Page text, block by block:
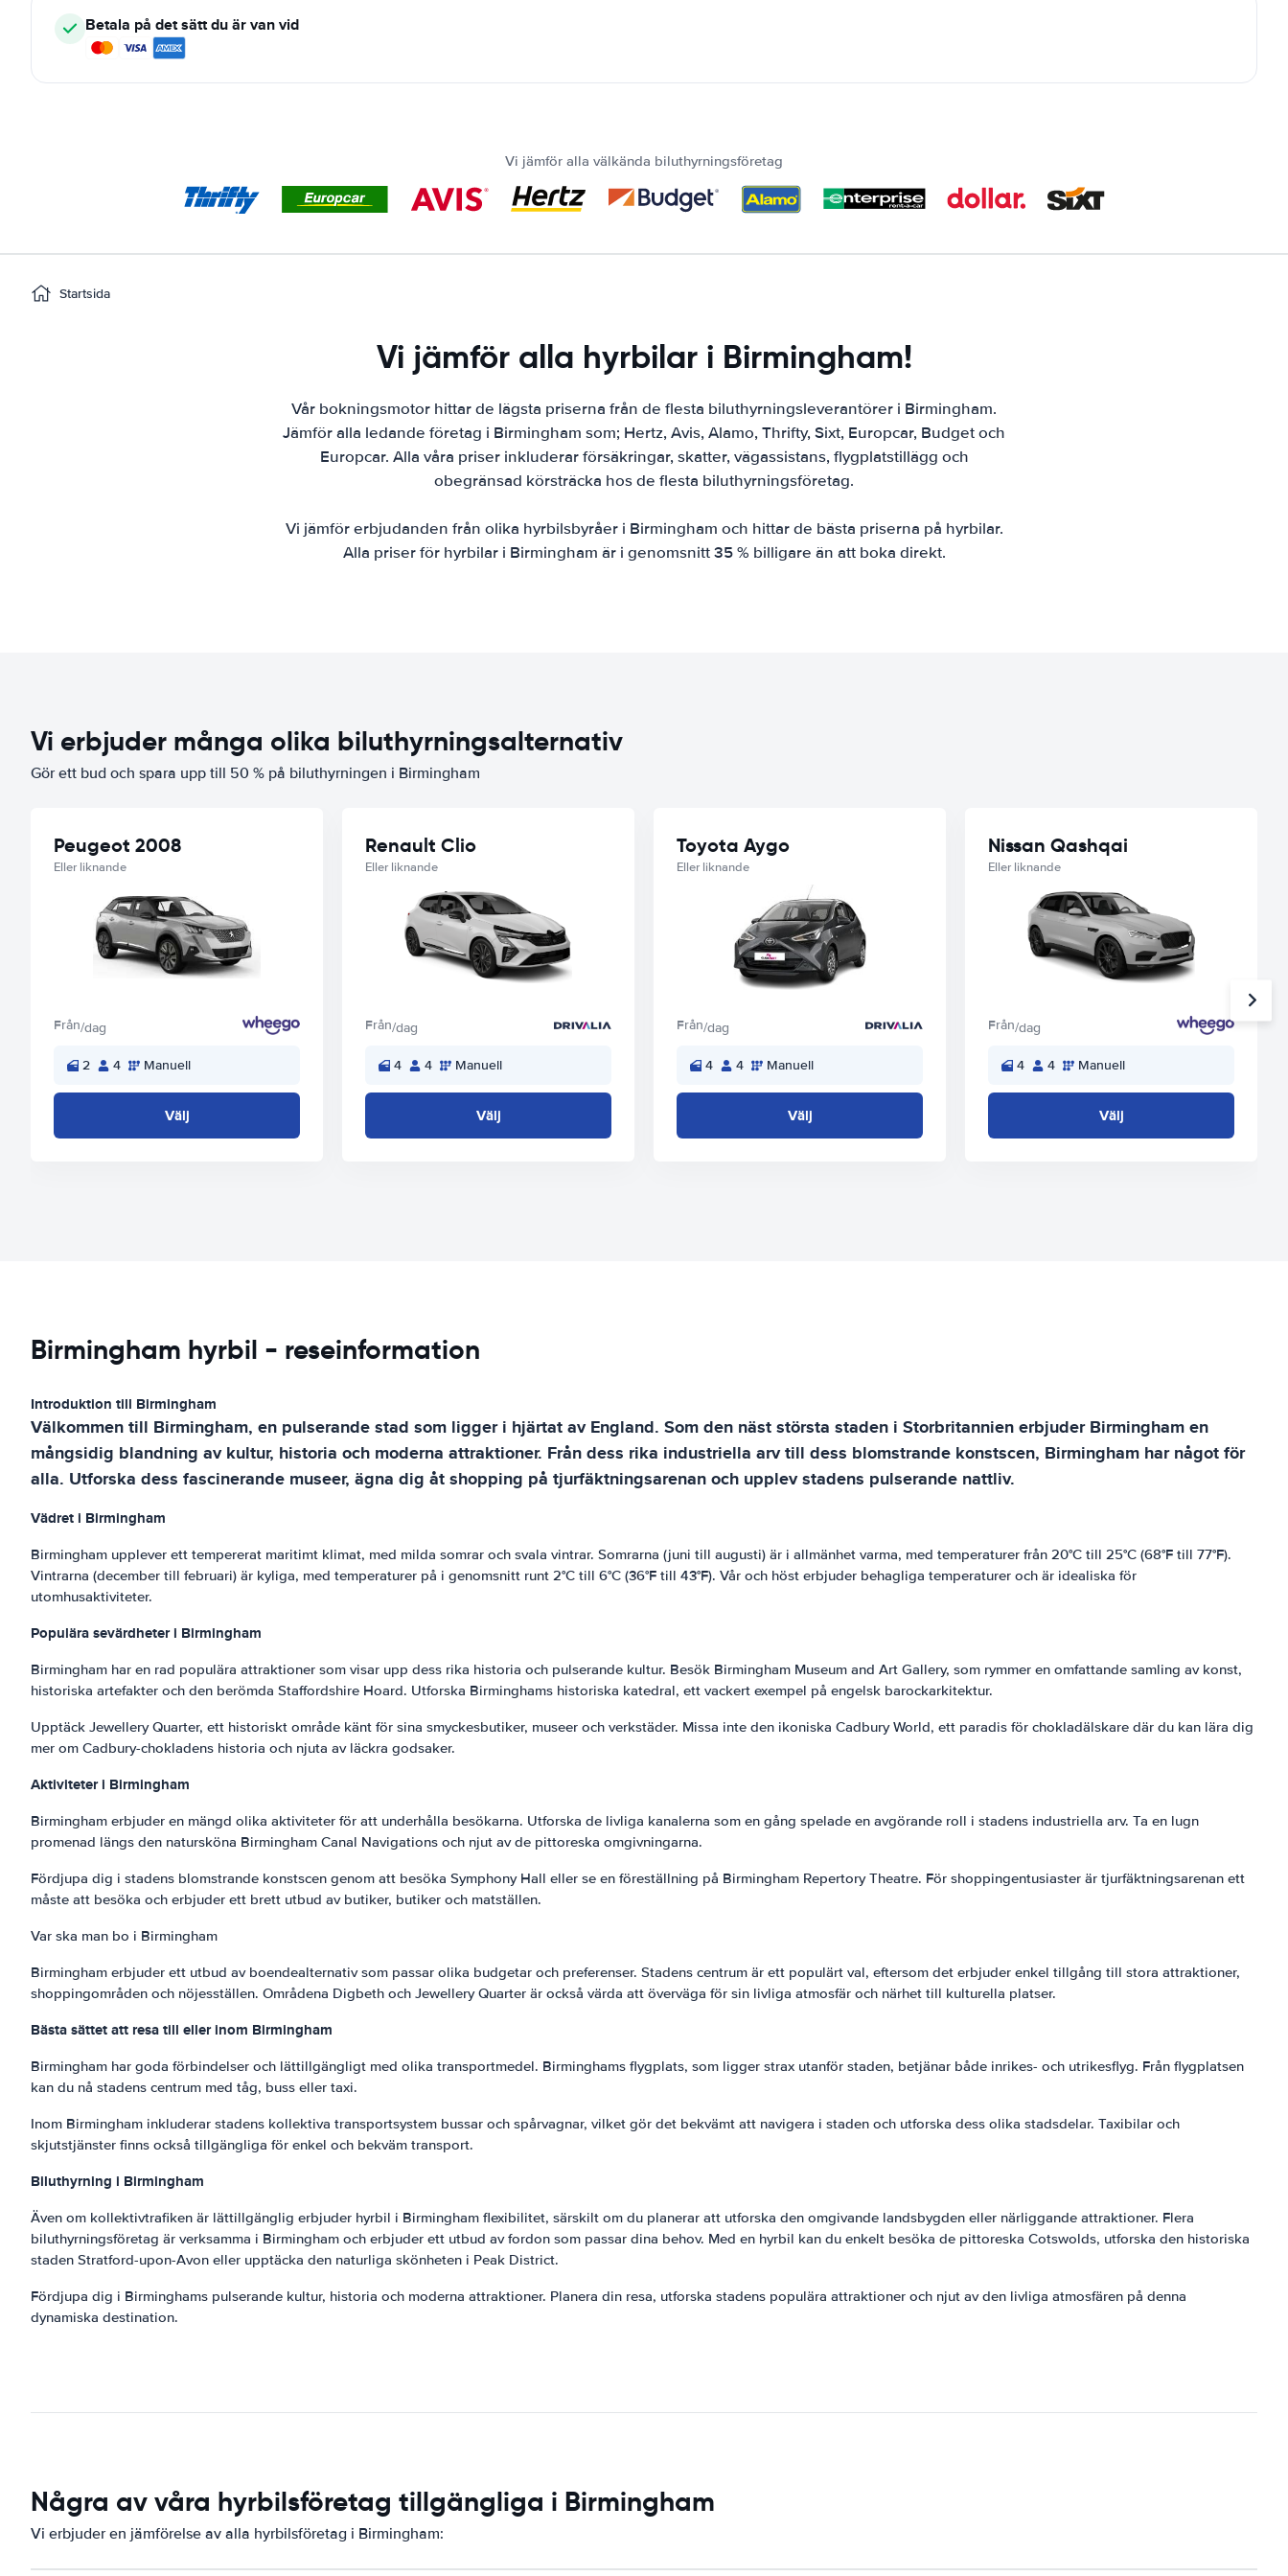
Betala på det sätt du är van vid
Vi jämför alla välkända biluthyrningsföretag
Startsida
Vi jämför alla hyrbilar i Birmingham!
Vår bokningsmotor hittar de lägsta priserna från de flesta biluthyrningsleverantörer i Birmingham.
Jämför alla ledande företag i Birmingham som; Hertz, Avis, Alamo, Thrifty, Sixt, Europcar, Budget och
Europcar. Alla våra priser inkluderar försäkringar, skatter, vägassistans, flygplatstillägg och
obegränsad körsträcka hos de flesta biluthyrningsföretag.
Vi jämför erbjudanden från olika hyrbilsbyråer i Birmingham och hittar de bästa priserna på hyrbilar.
Alla priser för hyrbilar i Birmingham är i genomsnitt 35 % billigare än att boka direkt.
Vi erbjuder många olika biluthyrningsalternativ
Gör ett bud och spara upp till 50 % på biluthyrningen i Birmingham
Peugeot 2008
Eller liknande
Från/dag
2 4 Manuell
Välj
Renault Clio
Eller liknande
Från/dag
4 4 Manuell
Välj
Toyota Aygo
Eller liknande
Från/dag
4 4 Manuell
Välj
Nissan Qashqai
Eller liknande
Från/dag
4 4 Manuell
Välj
Birmingham hyrbil - reseinformation
Introduktion till Birmingham
Välkommen till Birmingham, en pulserande stad som ligger i hjärtat av England. Som den näst största staden i Storbritannien erbjuder Birmingham en
mångsidig blandning av kultur, historia och moderna attraktioner. Från dess rika industriella arv till dess blomstrande konstscen, Birmingham har något för
alla. Utforska dess fascinerande museer, ägna dig åt shopping på tjurfäktningsarenan och upplev stadens pulserande nattliv.
Vädret i Birmingham
Birmingham upplever ett tempererat maritimt klimat, med milda somrar och svala vintrar. Somrarna (juni till augusti) är i allmänhet varma, med temperaturer från 20°C till 25°C (68°F till 77°F).
Vintrarna (december till februari) är kyliga, med temperaturer på i genomsnitt runt 2°C till 6°C (36°F till 43°F). Vår och höst erbjuder behagliga temperaturer och är idealiska för
utomhusaktiviteter.
Populära sevärdheter i Birmingham
Birmingham har en rad populära attraktioner som visar upp dess rika historia och pulserande kultur. Besök Birmingham Museum and Art Gallery, som rymmer en omfattande samling av konst,
historiska artefakter och den berömda Staffordshire Hoard. Utforska Birminghams historiska katedral, ett vackert exempel på engelsk barockarkitektur.
Upptäck Jewellery Quarter, ett historiskt område känt för sina smyckesbutiker, museer och verkstäder. Missa inte den ikoniska Cadbury World, ett paradis för chokladälskare där du kan lära dig
mer om Cadbury-chokladens historia och njuta av läckra godsaker.
Aktiviteter i Birmingham
Birmingham erbjuder en mängd olika aktiviteter för att underhålla besökarna. Utforska de livliga kanalerna som en gång spelade en avgörande roll i stadens industriella arv. Ta en lugn
promenad längs den natursköna Birmingham Canal Navigations och njut av de pittoreska omgivningarna.
Fördjupa dig i stadens blomstrande konstscen genom att besöka Symphony Hall eller se en föreställning på Birmingham Repertory Theatre. För shoppingentusiaster är tjurfäktningsarenan ett
måste att besöka och erbjuder ett brett utbud av butiker, butiker och matställen.
Var ska man bo i Birmingham
Birmingham erbjuder ett utbud av boendealternativ som passar olika budgetar och preferenser. Stadens centrum är ett populärt val, eftersom det erbjuder enkel tillgång till stora attraktioner,
shoppingområden och nöjesställen. Områdena Digbeth och Jewellery Quarter är också värda att överväga för sin livliga atmosfär och närhet till kulturella platser.
Bästa sättet att resa till eller inom Birmingham
Birmingham har goda förbindelser och lättillgängligt med olika transportmedel. Birminghams flygplats, som ligger strax utanför staden, betjänar både inrikes- och utrikesflyg. Från flygplatsen
kan du nå stadens centrum med tåg, buss eller taxi.
Inom Birmingham inkluderar stadens kollektiva transportsystem bussar och spårvagnar, vilket gör det bekvämt att navigera i staden och utforska dess olika stadsdelar. Taxibilar och
skjutstjänster finns också tillgängliga för enkel och bekväm transport.
Biluthyrning i Birmingham
Även om kollektivtrafiken är lättillgänglig erbjuder hyrbil i Birmingham flexibilitet, särskilt om du planerar att utforska den omgivande landsbygden eller närliggande attraktioner. Flera
biluthyrningsföretag är verksamma i Birmingham och erbjuder ett utbud av fordon som passar dina behov. Med en hyrbil kan du enkelt besöka de pittoreska Cotswolds, utforska den historiska
staden Stratford-upon-Avon eller upptäcka den naturliga skönheten i Peak District.
Fördjupa dig i Birminghams pulserande kultur, historia och moderna attraktioner. Planera din resa, utforska stadens populära attraktioner och njut av den livliga atmosfären på denna
dynamiska destination.
Några av våra hyrbilsföretag tillgängliga i Birmingham
Vi erbjuder en jämförelse av alla hyrbilsföretag i Birmingham: